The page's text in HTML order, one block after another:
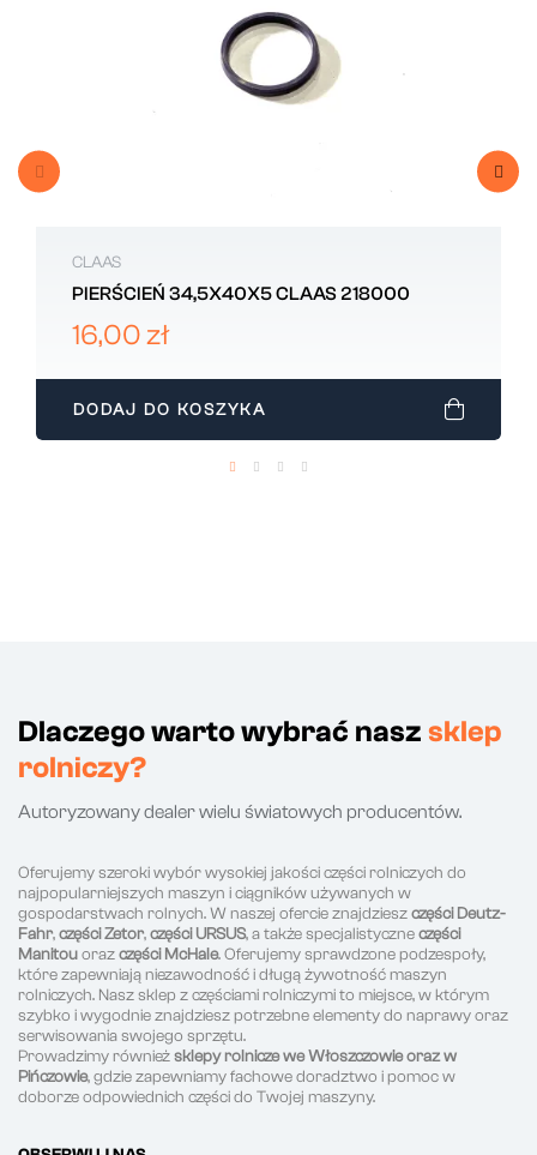
CLAAS
PIERŚCIEŃ 34,5X40X5 CLAAS 218000
16,00 zł
DODAJ DO KOSZYKA
Dlaczego warto wybrać nasz sklep
rolniczy?
Autoryzowany dealer wielu światowych producentów.
Oferujemy szeroki wybór wysokiej jakości części rolniczych do
najpopularniejszych maszyn i ciągników używanych w
gospodarstwach rolnych. W naszej ofercie znajdzieszczęści Deutz-
Fahr,części Zetor,części URSUS, a także specjalistyczneczęści
Manitouorazczęści McHale. Oferujemy sprawdzone podzespoły,
które zapewniają niezawodność i długą żywotność maszyn
rolniczych. Nasz sklep z częściami rolniczymi to miejsce, w którym
szybko i wygodnie znajdziesz potrzebne elementy do naprawy oraz
serwisowania swojego sprzętu.
Prowadzimy równieżsklepy rolnicze we Włoszczowie oraz w
Pińczowie, gdzie zapewniamy fachowe doradztwo i pomoc w
doborze odpowiednich części do Twojej maszyny.